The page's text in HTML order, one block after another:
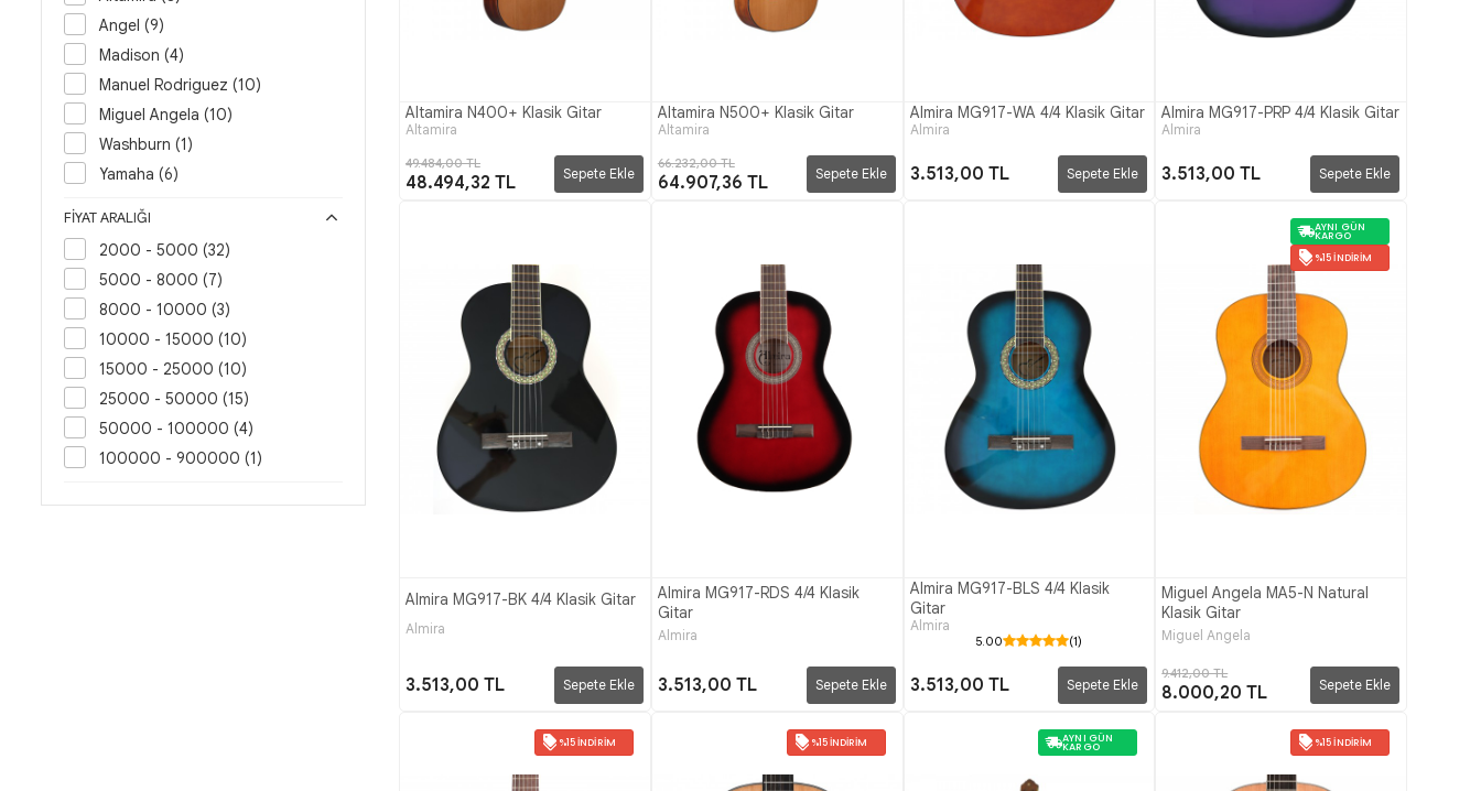
Angel (9)
Madison (4)
Manuel Rodriguez (10)
Miguel Angela (10)
Washburn (1)
Yamaha (6)
FIYAT ARALIĞI
2000 - 5000 (32)
5000 - 8000 (7)
8000 - 10000 (3)
10000 - 15000 (10)
15000 - 25000 (10)
25000 - 50000 (15)
50000 - 100000 (4)
100000 - 900000 (1)
Altamira N400+ Klasik Gitar
Altamira
49.484,00 TL
48.494,32 TL Sepete Ekle
Altamira N500+ Klasik Gitar
Altamira
66.232,00 TL
64.907,36 TL Sepete Ekle
Almira MG917-WA 4/4 Klasik Gitar
Almira
3.513,00 TL Sepete Ekle
Almira MG917-PRP 4/4 Klasik Gitar
Almira
3.513,00 TL Sepete Ekle
Almira MG917-BK 4/4 Klasik Gitar
Almira
3.513,00 TL Sepete Ekle
Almira MG917-RDS 4/4 Klasik
Gitar
Almira
3.513,00 TL Sepete Ekle
Almira MG917-BLS 4/4 Klasik
Gitar
Almira
5.00 (1)
3.513,00 TL Sepete Ekle
AYNI GÜN
KARGO
%15 İNDIRIM
Miguel Angela MA5-N Natural
Klasik Gitar
Miguel Angela
9.412,00 TL
8.000,20 TL Sepete Ekle
%15 İNDIRIM %15 İNDIRIM AYNI GÜN
KARGO %15 İNDIRIM